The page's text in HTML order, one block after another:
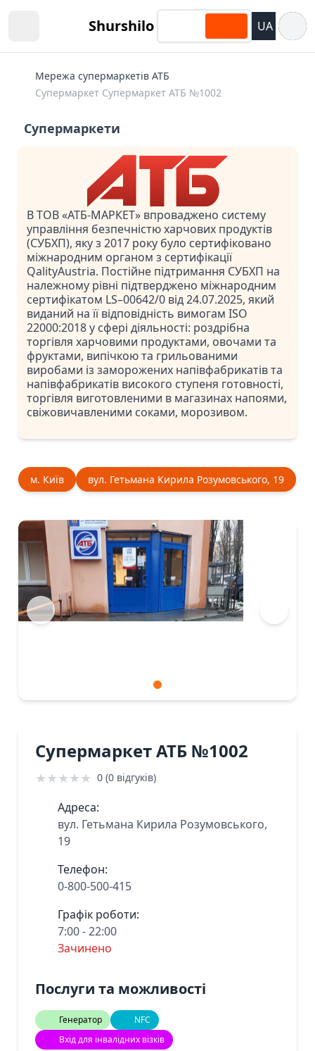
Shurshilo UA
Мережа супермаркетів АТБ
Супермаркет Супермаркет АТБ №1002
Супермаркети
В ТОВ «АТБ-МАРКЕТ» впроваджено систему
управління безпечністю харчових продуктів
(СУБХП), яку з 2017 року було сертифіковано
міжнародним органом з сертифікації
QalityAustria. Постійне підтримання СУБХП на
належному рівні підтверджено міжнародним
сертифікатом LS–00642/0 від 24.07.2025, який
виданий на її відповідність вимогам ISO
22000:2018 у сфері діяльності: роздрібна
торгівля харчовими продуктами, овочами та
фруктами, випічкою та грильованими
виробами із заморожених напівфабрикатів та
напівфабрикатів високого ступеня готовності,
торгівля виготовленими в магазинах напоями,
свіжовичавленими соками, морозивом.
м. Київ вул. Гетьмана Кирила Розумовського, 19
Супермаркет АТБ №1002
★★★★★ 0 (0 відгуків)
Адреса:
вул. Гетьмана Кирила Розумовського,
19
Телефон:
0-800-500-415
Графік роботи:
7:00 - 22:00
Зачинено
Послуги та можливості
Генератор
NFC
Вхід для інвалідних візків